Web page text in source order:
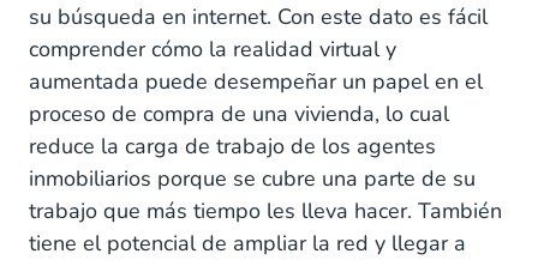
su búsqueda en internet. Con este dato es fácil
comprender cómo la realidad virtual y
aumentada puede desempeñar un papel en el
proceso de compra de una vivienda, lo cual
reduce la carga de trabajo de los agentes
inmobiliarios porque se cubre una parte de su
trabajo que más tiempo les lleva hacer. También
tiene el potencial de ampliar la red y llegar a